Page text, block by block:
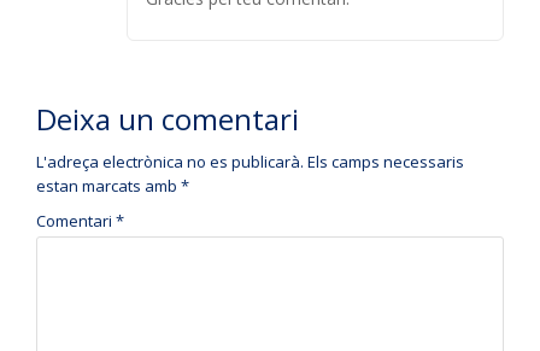
Deixa un comentari
L'adreça electrònica no es publicarà. Els camps necessaris
estan marcats amb *
Comentari *